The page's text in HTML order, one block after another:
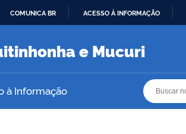
O
COMUNICA BR ACESSO À INFORMAÇÃO
e Mucuri
à Informação